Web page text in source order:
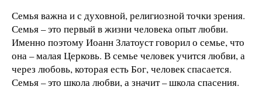
Семья важна и с духовной, религиозной точки зрения.
Семья – это первый в жизни человека опыт любви.
Именно поэтому Иоанн Златоуст говорил о семье, что
она – малая Церковь. В семье человек учится любви, а
через любовь, которая есть Бог, человек спасается.
Семья – это школа любви, а значит – школа спасения.